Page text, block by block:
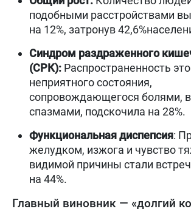
подобными расстройствами
на 12%, затронув
Синдром раздраженного
(СРК): Распространенность
неприятного состояния,
сопровождающегося болями,
спазмами, подскочила на 28%.
Функциональная диспепсия:
желудком, изжога и чувство
видимой причины стали
на 44%.
Главный виновник — «долгий